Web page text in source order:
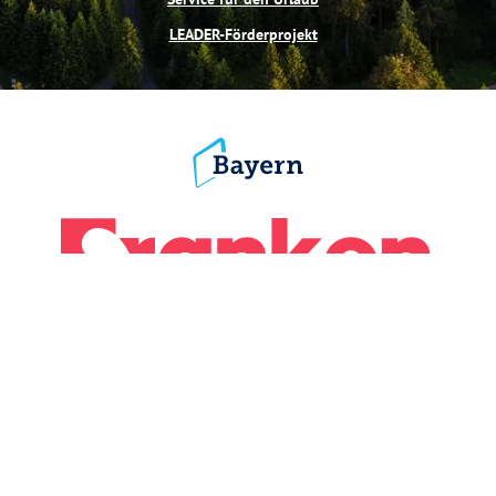
LEADER-Förderprojekt